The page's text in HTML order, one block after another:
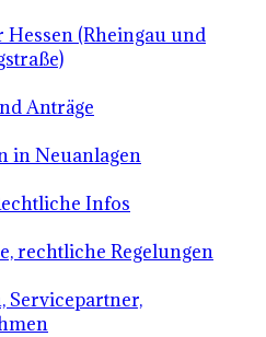
Hessen (Rheingau und
Anträge
in Neuanlagen
Infos
rechtliche Regelungen
Servicepartner,